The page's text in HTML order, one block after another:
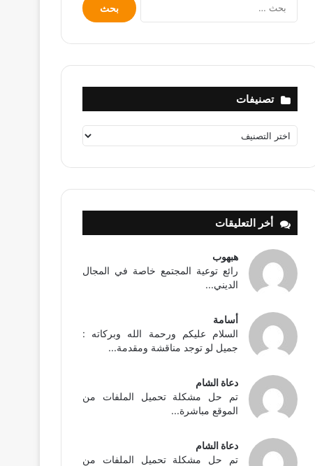
عن:
تصنيفات
تصنيفات
أخر التعليقات
هبهوب
رائع توعية المجتمع خاصة في المجال
الديني...
أسامة
السلام عليكم ورحمة الله وبركاته :
جميل لو توجد مناقشة ومقدمة...
دعاة الشام
تم حل مشكلة تحميل الملفات من
الموقع مباشرة...
دعاة الشام
تم حل مشكلة تحميل الملفات من